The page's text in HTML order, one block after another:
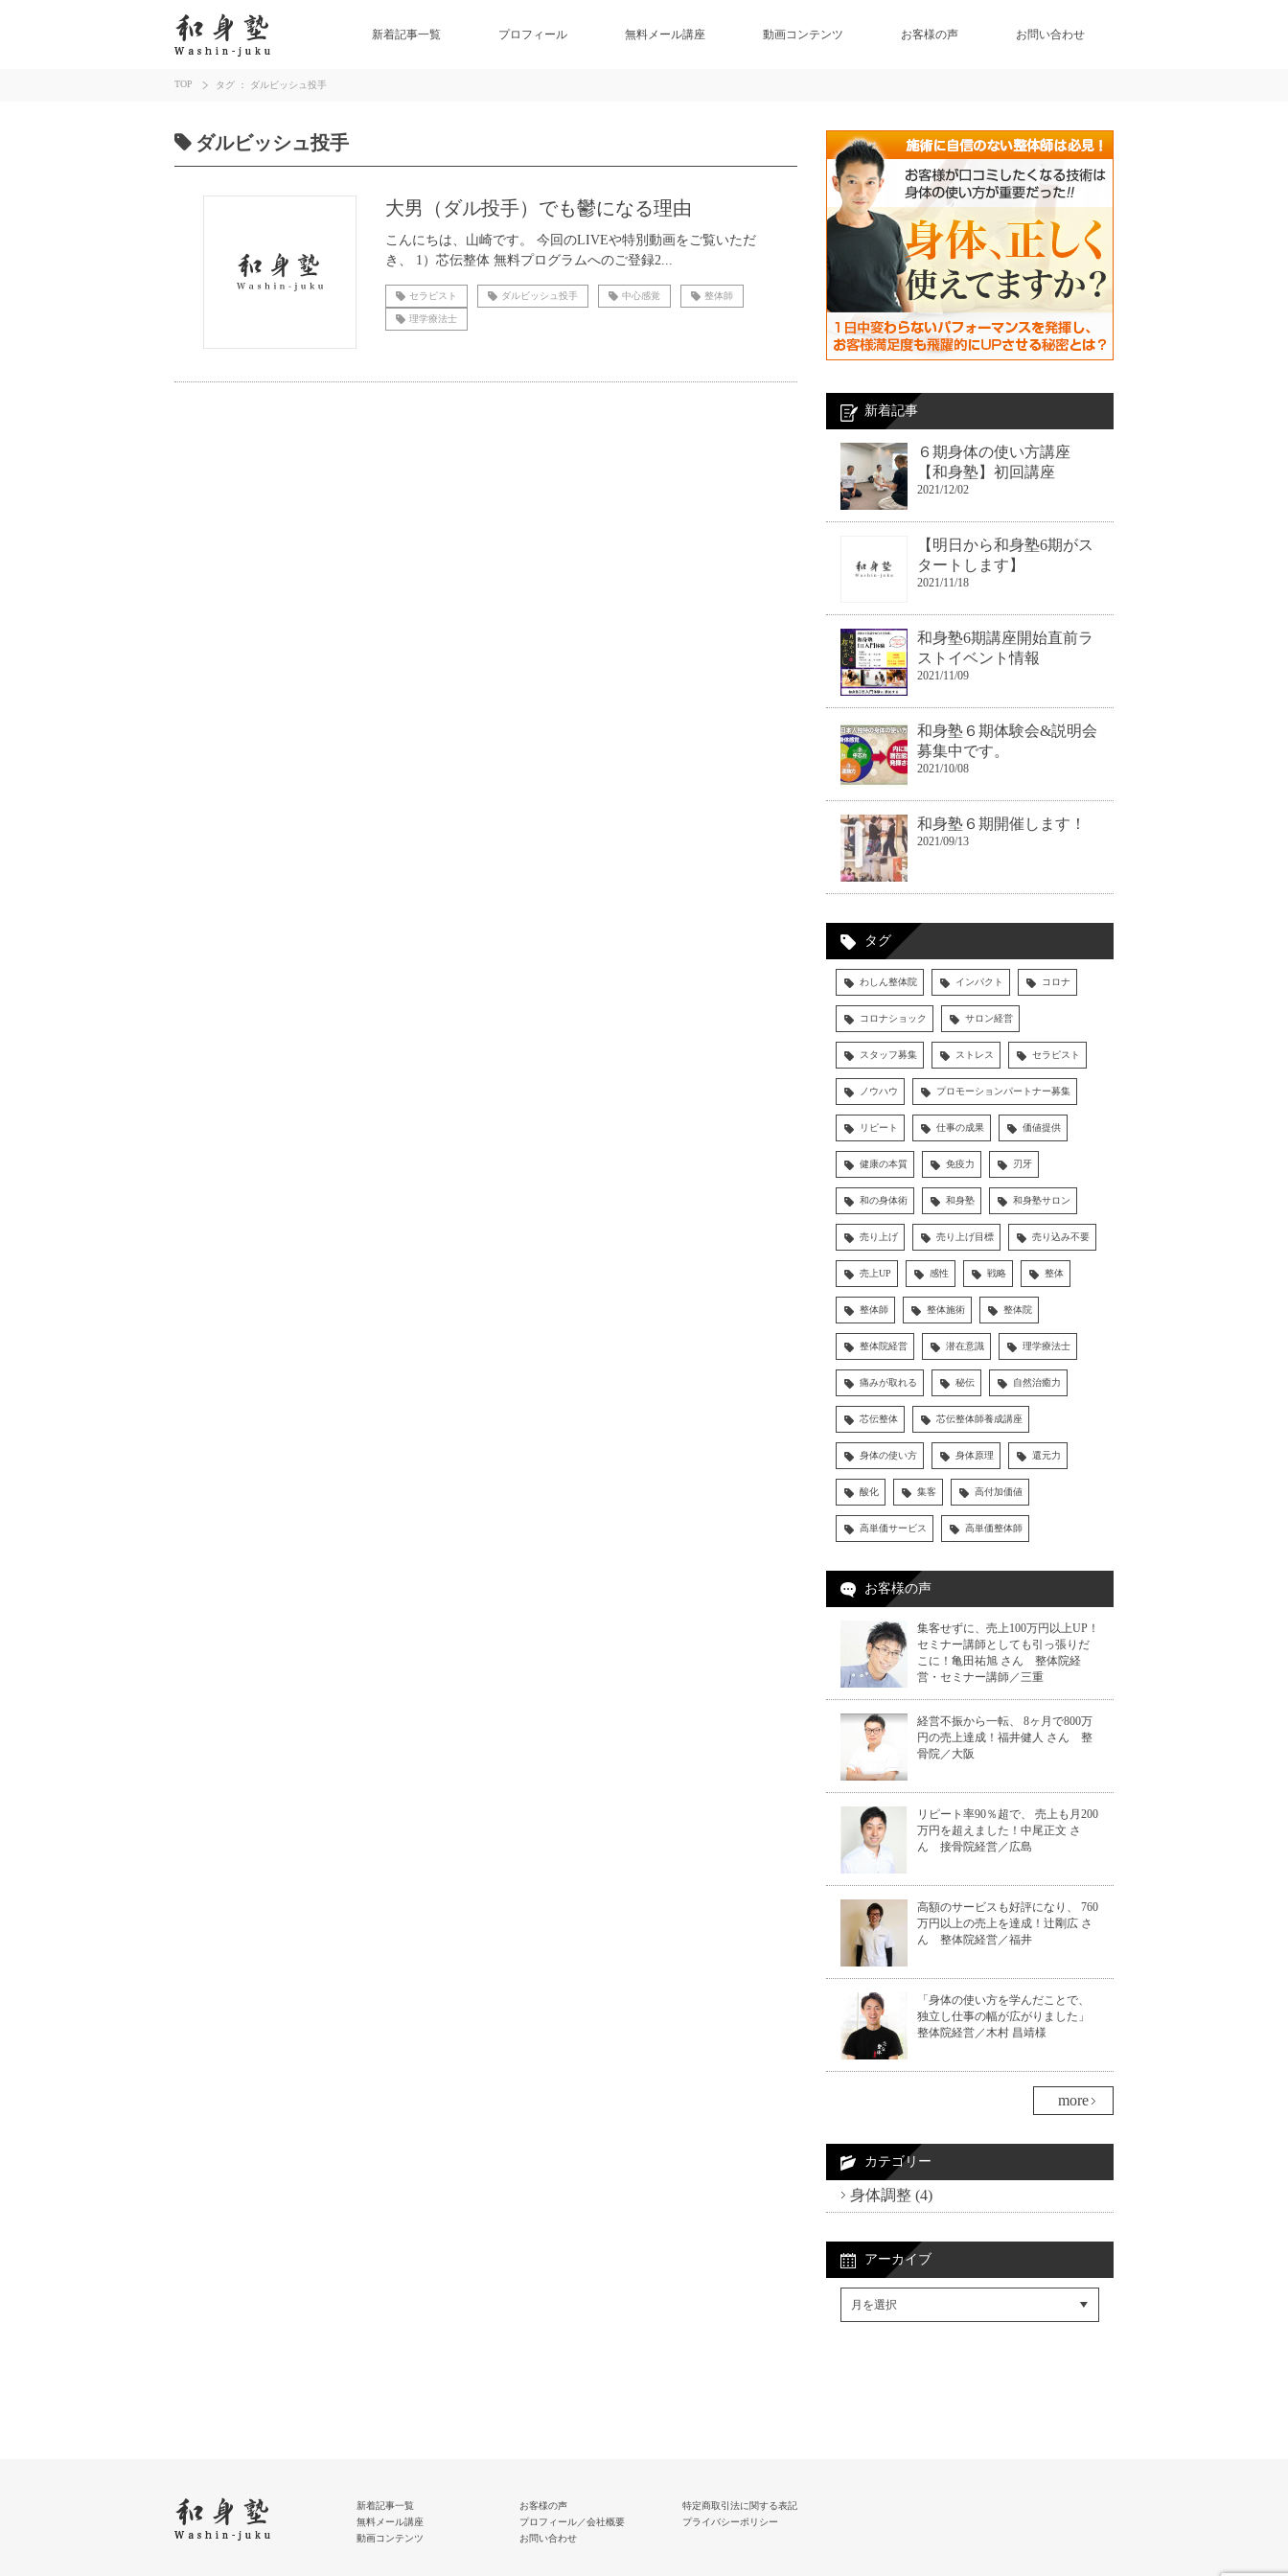
新着記事一覧 プロフィール 無料メール講座 動画コンテンツ お客様の声 お問い合わせ
TOP タグ ： ダルビッシュ投手
ダルビッシュ投手
大男（ダル投手）でも鬱になる理由
こんにちは、山崎です。 今回のLIVEや特別動画をご覧いただ
き、 1）芯伝整体 無料プログラムへのご登録2...
セラピスト ダルビッシュ投手 中心感覚 整体師
理学療法士
新着記事
６期身体の使い方講座
【和身塾】初回講座
2021/12/02
【明日から和身塾6期がス
タートします】
2021/11/18
和身塾6期講座開始直前ラ
ストイベント情報
2021/11/09
和身塾６期体験会&説明会
募集中です。
2021/10/08
和身塾６期開催します！
2021/09/13
タグ
わしん整体院 インパクト コロナ
コロナショック サロン経営
スタッフ募集 ストレス セラピスト
ノウハウ プロモーションパートナー募集
リピート 仕事の成果 価値提供
健康の本質 免疫力 刃牙
和の身体術 和身塾 和身塾サロン
売り上げ 売り上げ目標 売り込み不要
売上UP 感性 戦略 整体
整体師 整体施術 整体院
整体院経営 潜在意識 理学療法士
痛みが取れる 秘伝 自然治癒力
芯伝整体 芯伝整体師養成講座
身体の使い方 身体原理 還元力
酸化 集客 高付加価値
高単価サービス 高単価整体師
お客様の声
集客せずに、売上100万円以上UP！
セミナー講師としても引っ張りだ
こに！亀田祐旭 さん 整体院経
営・セミナー講師／三重
経営不振から一転、 8ヶ月で800万
円の売上達成！福井健人 さん 整
骨院／大阪
リピート率90％超で、 売上も月200
万円を超えました！中尾正文 さ
ん 接骨院経営／広島
高額のサービスも好評になり、 760
万円以上の売上を達成！辻剛広 さ
ん 整体院経営／福井
「身体の使い方を学んだことで、
独立し仕事の幅が広がりました」
整体院経営／木村 昌靖様
more
カテゴリー
身体調整 (4)
アーカイブ
新着記事一覧
無料メール講座
動画コンテンツ
お客様の声
プロフィール／会社概要
お問い合わせ
特定商取引法に関する表記
プライバシーポリシー